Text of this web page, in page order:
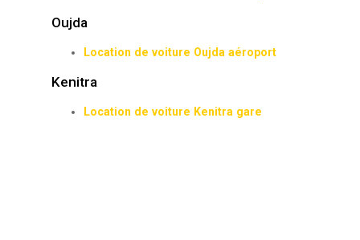
Oujda
Location de voiture Oujda aéroport
Kenitra
Location de voiture Kenitra gare